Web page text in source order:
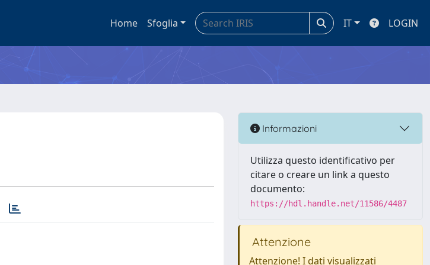
Home Sfoglia IT LOGIN
Informazioni
Utilizza questo identificativo per
citare o creare un link a questo
documento:
https://hdl.handle.net/11586/4487
Attenzione
Attenzione! I dati visualizzati